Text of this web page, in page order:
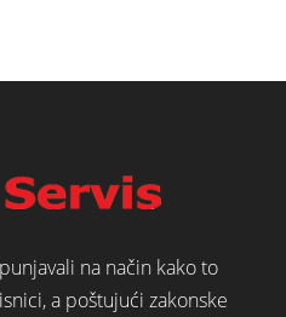
na način kako to
a poštujući zakonske